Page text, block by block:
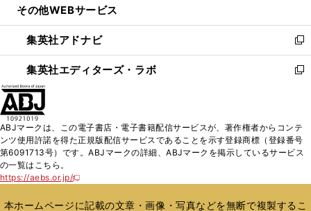
開
く
ウ
で
開
く
ン
ド
ウ
で
ウ
ィ
ン
ド
く
その他WEBサービス
集英社アドナビ
新
し
い
ド
ウ
で
集英社エディターズ・ラボ
新
ィ
ン
ド
開
ABJマークは、この電子書店・電子書籍配信サービスが、著作権者からコンテ
ンツ使用許諾を得た正規版配信サービスであることを示す登録商標（登録番号
第6091713号）です。ABJマークの詳細、ABJマークを掲示しているサービス
の一覧はこちら。
https://aebs.or.jp/
新
い
本ホームページに記載の文章・画像・写真などを無断で複製するこ